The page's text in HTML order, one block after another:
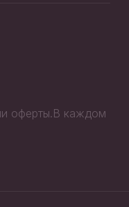
оферты.В каждом